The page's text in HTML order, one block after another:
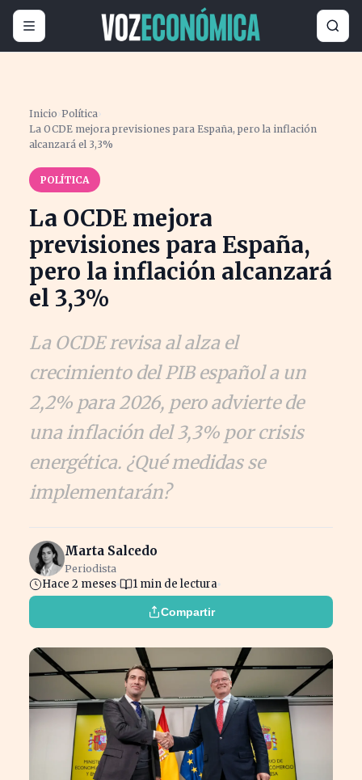
Inicio ›Política›
La OCDE mejora previsiones para España, pero la inflación
alcanzará el 3,3%
POLÍTICA
La OCDE mejora
previsiones para España,
pero la inflación alcanzará
el 3,3%
La OCDE revisa al alza el
crecimiento del PIB español a un
2,2% para 2026, pero advierte de
una inflación del 3,3% por crisis
energética. ¿Qué medidas se
implementarán?
Marta Salcedo
Periodista
Hace 2 meses 1 min de lectura
Compartir